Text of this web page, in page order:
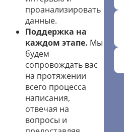
проанализировать
данные.
Поддержка на
каждом этапе. Мы
будем
сопровождать вас
на протяжении
всего процесса
написания,
отвечая на
вопросы и